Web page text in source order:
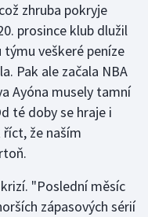
zhruba pokryje
prosince klub dlužil
veškeré peníze
Pak ale začala NBA
Ayóna musely tamní
té doby se hraje i
že naším
"Poslední měsíc
zápasových sérií